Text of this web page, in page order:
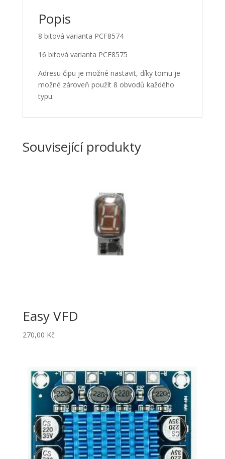
Popis
8 bitová varianta PCF8574
16 bitová varianta PCF8575
Adresu čipu je možné nastavit, díky tomu je
možné zároveň použít 8 obvodů každého
typu.
Související produkty
Easy VFD
270,00 Kč